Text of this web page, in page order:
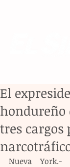
El
hondureño
tres cargos
Nueva York.-